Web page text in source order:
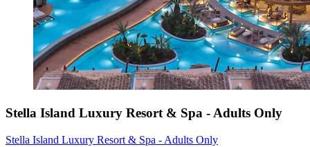
Stella Island Luxury Resort & Spa - Adults Only
Stella Island Luxury Resort & Spa - Adults Only